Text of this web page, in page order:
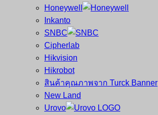
Honeywell
Inkanto
SNBC
Cipherlab
Hikvision
Hikrobot
สินค้าคุณภาพจาก Turck Banner
New Land
Urovo